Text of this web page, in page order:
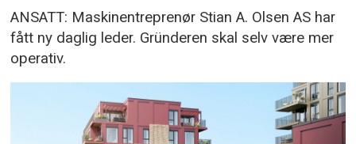
ANSATT: Maskinentreprenør Stian A. Olsen AS har
fått ny daglig leder. Gründeren skal selv være mer
operativ.